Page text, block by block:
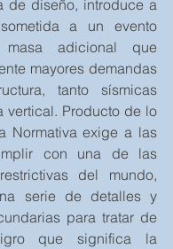
de diseño, introduce a
a un evento
adicional que
mayores demandas
tanto sísmicas
vertical. Producto de lo
Normativa exige a las
con una de las
del mundo,
serie de detalles y
para tratar de
que significa la